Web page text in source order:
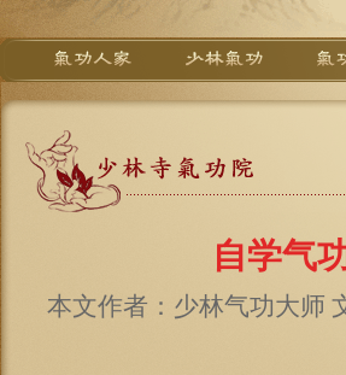
自学气
本文作者：少林气功大师